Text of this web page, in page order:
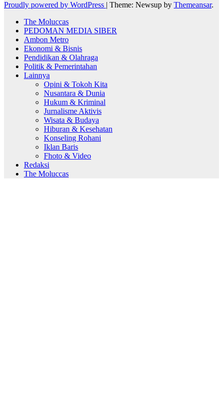
Proudly powered by WordPress | Theme: Newsup by Themeansar.
The Moluccas
PEDOMAN MEDIA SIBER
Ambon Metro
Ekonomi & Bisnis
Pendidikan & Olahraga
Politik & Pemerintahan
Lainnya
Opini & Tokoh Kita
Nusantara & Dunia
Hukum & Kriminal
Jurnalisme Aktivis
Wisata & Budaya
Hiburan & Kesehatan
Konseling Rohani
Iklan Baris
Fhoto & Video
Redaksi
The Moluccas